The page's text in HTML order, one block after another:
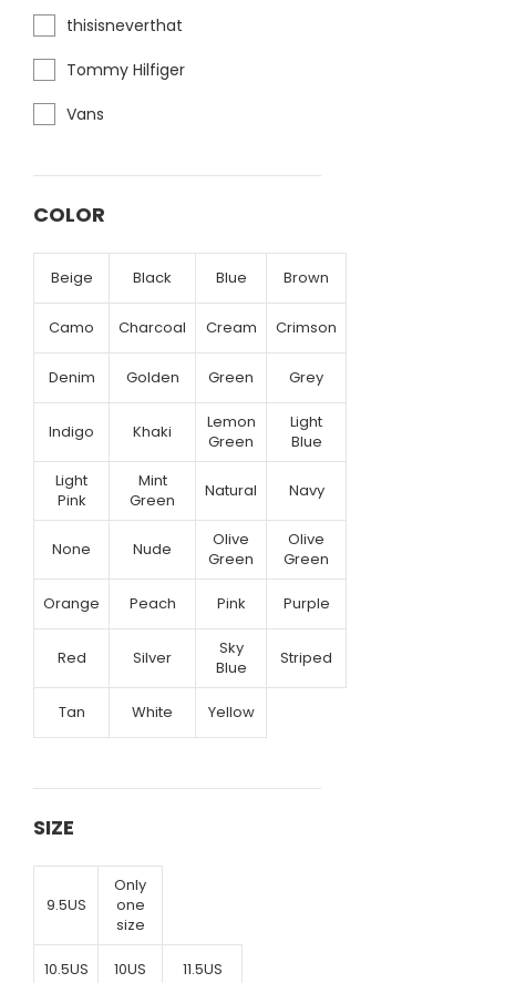
thisisneverthat
Tommy Hilfiger
Vans
COLOR
Beige Black Blue Brown
Camo Charcoal Cream Crimson
Denim Golden Green Grey
Indigo Khaki
Lemon
Green
Light
Blue
Light
Pink
Mint
Green
Natural Navy
None Nude
Olive
Green
Olive
Green
Orange Peach Pink Purple
Red Silver
Sky
Blue
Striped
Tan White Yellow
SIZE
9.5US
Only
one
size
10.5US 10US 11.5US